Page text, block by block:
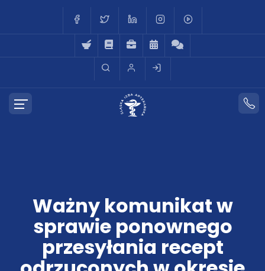
Ważny komunikat w
sprawie ponownego
przesyłania recept